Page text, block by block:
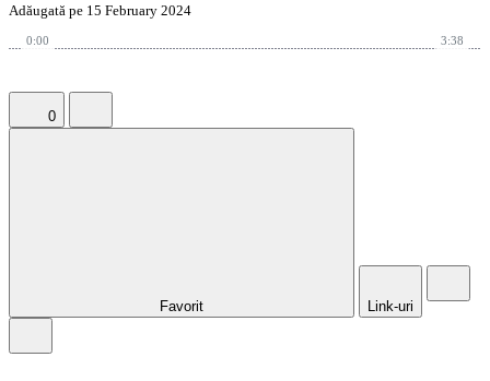
Adăugată pe 15 February 2024
0:00 3:38
0
Favorit Link-uri